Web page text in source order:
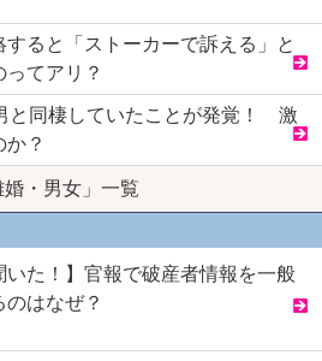
ると「ストーカーで訴える」と
てアリ？
と同棲していたことが発覚！ 激
？
婚・男女」一覧
いた！】官報で破産者情報を一般
はなぜ？